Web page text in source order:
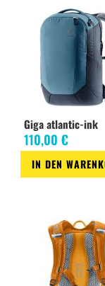
- Brillenhalterung am
- Schlaufen für
- Verstärkte
- SOS-Label mit
- Lite System
- 100% Recycled
Giga atlantic-ink
110,00 €
IN DEN